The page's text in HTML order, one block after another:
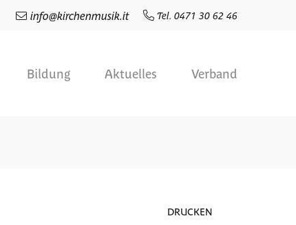
info@kirchenmusik.it Tel. 0471 30 62 46
Bildung Aktuelles Verband
DRUCKEN